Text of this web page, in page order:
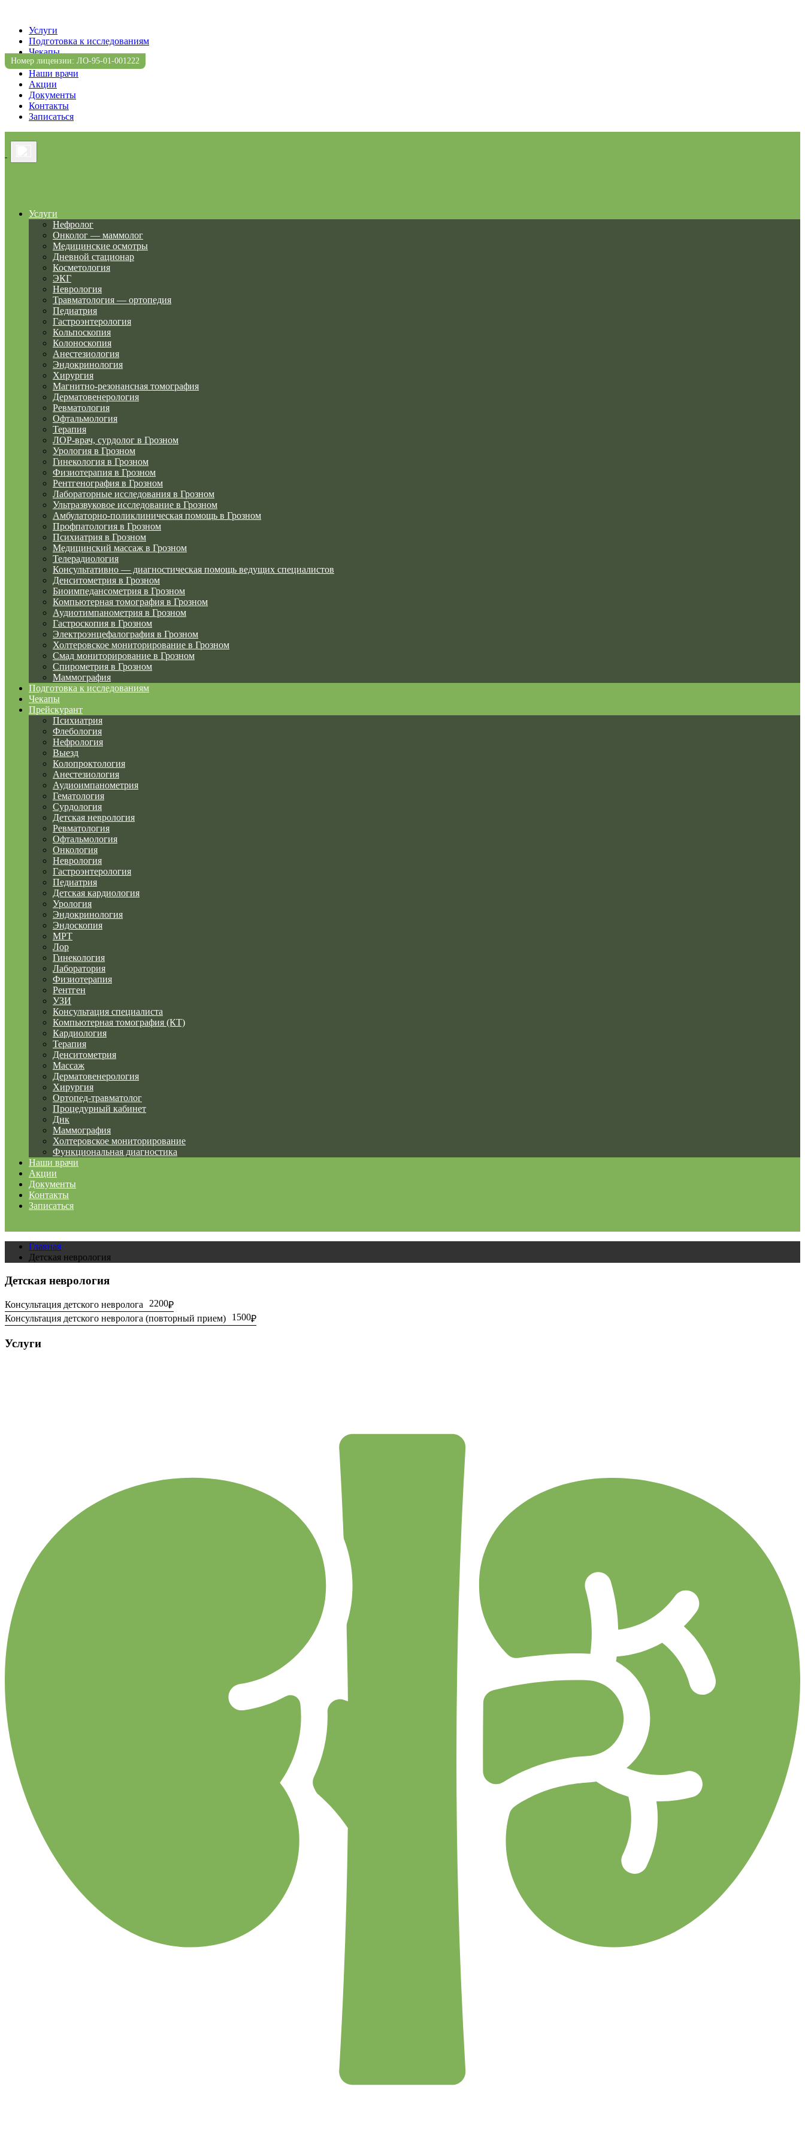
Услуги
Подготовка к исследованиям
Чекапы
Прейскурант
Наши врачи
Акции
Документы
Контакты
Записаться
Номер лицензии: ЛО-95-01-001222
Услуги
Нефролог
Онколог — маммолог
Медицинские осмотры
Дневной стационар
Косметология
ЭКГ
Неврология
Травматология — ортопедия
Педиатрия
Гастроэнтерология
Кольпоскопия
Колоноскопия
Анестезиология
Эндокринология
Хирургия
Магнитно-резонансная томография
Дерматовенерология
Ревматология
Офтальмология
Терапия
ЛОР-врач, сурдолог в Грозном
Урология в Грозном
Гинекология в Грозном
Физиотерапия в Грозном
Рентгенография в Грозном
Лабораторные исследования в Грозном
Ультразвуковое исследование в Грозном
Амбулаторно-поликлиническая помощь в Грозном
Профпатология в Грозном
Психиатрия в Грозном
Медицинский массаж в Грозном
Телерадиология
Консультативно — диагностическая помощь ведущих специалистов
Денситометрия в Грозном
Биоимпедансометрия в Грозном
Компьютерная томография в Грозном
Аудиотимпанометрия в Грозном
Гастроскопия в Грозном
Электроэнцефалография в Грозном
Холтеровское мониторирование в Грозном
Смад мониторирование в Грозном
Спирометрия в Грозном
Маммография
Подготовка к исследованиям
Чекапы
Прейскурант
Психиатрия
Флебология
Нефрология
Выезд
Колопроктология
Анестезиология
Аудиоимпанометрия
Гематология
Сурдология
Детская неврология
Ревматология
Офтальмология
Онкология
Неврология
Гастроэнтерология
Педиатрия
Детская кардиология
Урология
Эндокринология
Эндоскопия
МРТ
Лор
Гинекология
Лаборатория
Физиотерапия
Рентген
УЗИ
Консультация специалиста
Компьютерная томография (КТ)
Кардиология
Терапия
Денситометрия
Массаж
Дерматовенерология
Хирургия
Ортопед-травматолог
Процедурный кабинет
Днк
Маммография
Холтеровское мониторирование
Функциональная диагностика
Наши врачи
Акции
Документы
Контакты
Записаться
Главная
Детская неврология
Детская неврология
Консультация детского невролога 2200
Консультация детского невролога (повторный прием)
1500
Услуги